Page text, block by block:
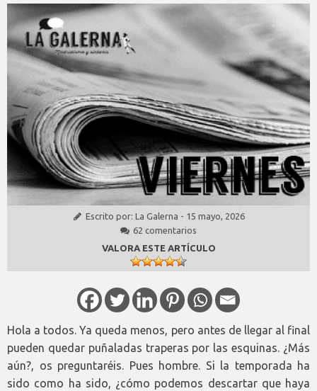
Escrito por: La Galerna - 15 mayo, 2026
62 comentarios
VALORA ESTE ARTÍCULO
Hola a todos. Ya queda menos, pero antes de llegar al final
pueden quedar puñaladas traperas por las esquinas. ¿Más
aún?, os preguntaréis. Pues hombre. Si la temporada ha
sido como ha sido, ¿cómo podemos descartar que haya